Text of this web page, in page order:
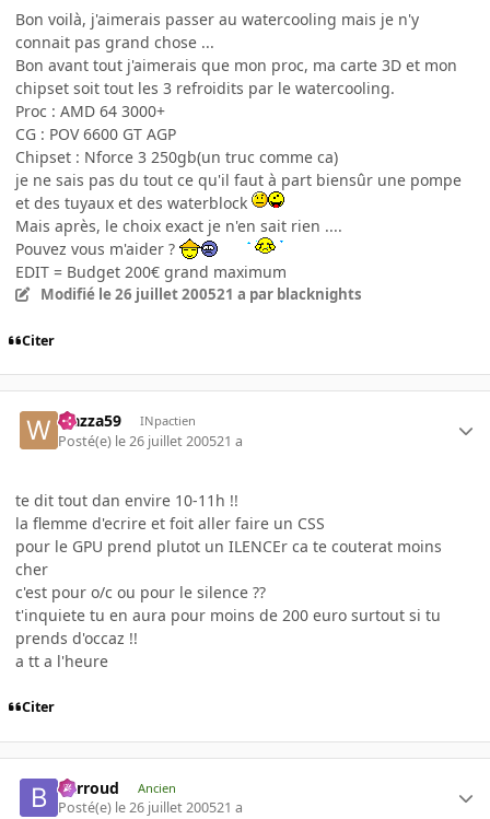
Bon voilà, j'aimerais passer au watercooling mais je n'y
connait pas grand chose ...
Bon avant tout j'aimerais que mon proc, ma carte 3D et mon
chipset soit tout les 3 refroidits par le watercooling.
Proc : AMD 64 3000+
CG : POV 6600 GT AGP
Chipset : Nforce 3 250gb(un truc comme ca)
je ne sais pas du tout ce qu'il faut à part biensûr une pompe
et des tuyaux et des waterblock
Mais après, le choix exact je n'en sait rien ....
Pouvez vous m'aider ?
EDIT = Budget 200€ grand maximum
Modifié le 26 juillet 200521 a par blacknights
Citer
wazza59 INpactien
Posté(e) le 26 juillet 200521 a
te dit tout dan envire 10-11h !!
la flemme d'ecrire et foit aller faire un CSS
pour le GPU prend plutot un ILENCEr ca te couterat moins
cher
c'est pour o/c ou pour le silence ??
t'inquiete tu en aura pour moins de 200 euro surtout si tu
prends d'occaz !!
a tt a l'heure
Citer
Barroud Ancien
Posté(e) le 26 juillet 200521 a